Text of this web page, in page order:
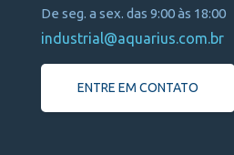
De seg. a sex. das 9:00 às 18:00
industrial@aquarius.com.br
ENTRE EM CONTATO